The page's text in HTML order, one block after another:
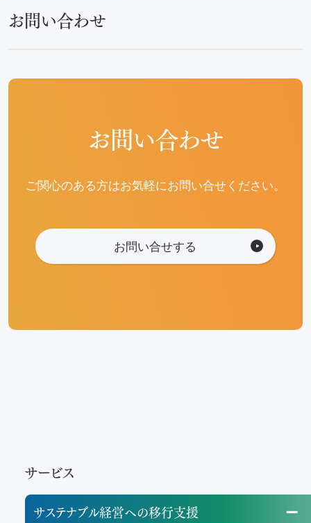
お問い合わせ
お問い合わせ
ご関心のある方はお気軽にお問い合せください。
お問い合せする
サービス
サステナブル経営への移行支援